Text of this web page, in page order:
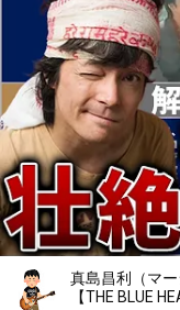
真島昌利（マ
【THE BLUE